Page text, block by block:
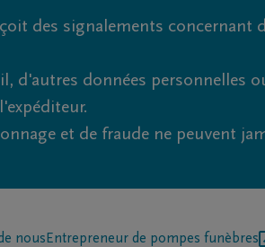
des signalements concernant
d'autres données personnelles
et de fraude ne peuvent
nous Entrepreneur de pompes funèbres